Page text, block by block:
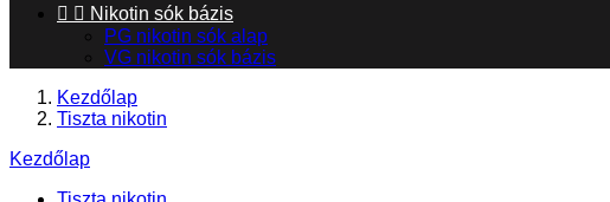
  Nikotin sók bázis
PG nikotin sók alap
VG nikotin sók bázis
Kezdőlap
Tiszta nikotin
Kezdőlap